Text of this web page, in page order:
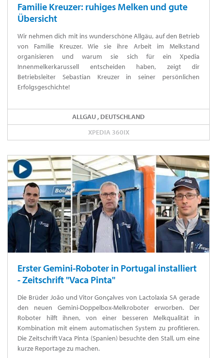
Familie Kreuzer: ruhiges Melken und gute
Übersicht
Wir nehmen dich mit ins wunderschöne Allgäu, auf den Betrieb
von Familie Kreuzer. Wie sie ihre Arbeit im Melkstand
organisieren und warum sie sich für ein Xpedia
Innenmelkerkarussell entscheiden haben, zeigt dir
Betriebsleiter Sebastian Kreuzer in seiner persönlichen
Erfolgsgeschichte!
ALLGAU , DEUTSCHLAND
XPEDIA 360IX
Erster Gemini-Roboter in Portugal installiert
- Zeitschrift "Vaca Pinta"
Die Brüder João und Vitor Gonçalves von Lactolaxia SA gerade
den neuen Gemini-Doppelbox-Melkroboter erworben. Der
Roboter hilft ihnen, von einer besseren Melkqualität in
Kombination mit einem automatischen System zu profitieren.
Die Zeitschrift Vaca Pinta (Spanien) besuchte den Stall, um eine
kurze Reportage zu machen.